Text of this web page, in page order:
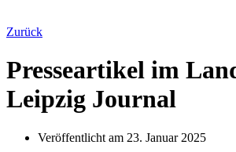
Zurück
Presseartikel im
Leipzig Journal
Veröffentlicht am 23. Januar 2025